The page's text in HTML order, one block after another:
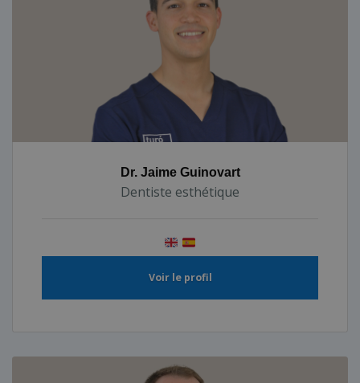
Dr. Jaime Guinovart
Dentiste esthétique
Voir le profil